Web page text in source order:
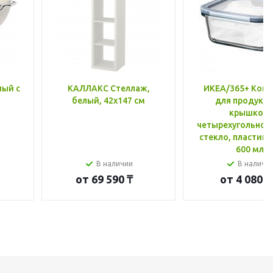
с
КАЛЛАКС Стеллаж,
белый, 42x147 см
В наличии
от 69 590 ₸
ИКЕА/365+
для
крышкой,
стекло, пластик
600 мл
В
от 4 080 ₸